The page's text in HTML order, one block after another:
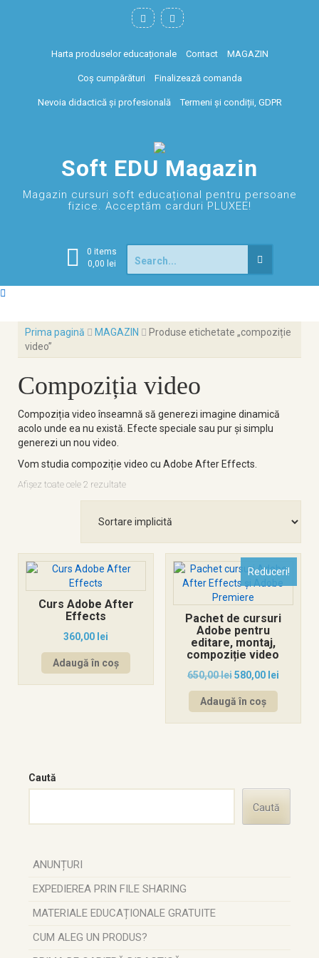
Harta produselor educaționale Contact MAGAZIN
Coș cumpărături Finalizează comanda
Nevoia didactică și profesională Termeni și condiții, GDPR
Soft EDU Magazin
Magazin cursuri soft educațional pentru persoane
fizice. Acceptăm carduri PLUXEE!
0 items
0,00 lei
Prima pagină MAGAZIN
Produse etichetate „compoziție
video”
Compoziția video
Compoziția video înseamnă să generezi imagine dinamică
acolo unde ea nu există. Efecte speciale sau pur și simplu
generezi un nou video.
Vom studia compoziție video cu Adobe After Effects.
Afișez toate cele 2 rezultate
Curs Adobe After
Effects
360,00 lei
Adaugă în coș
Reduceri!
Pachet de cursuri
Adobe pentru
editare, montaj,
compoziție video
650,00lei580,00 lei
Adaugă în coș
Caută
Caută
ANUNȚURI
EXPEDIEREA PRIN FILE SHARING
MATERIALE EDUCAȚIONALE GRATUITE
CUM ALEG UN PRODUS?